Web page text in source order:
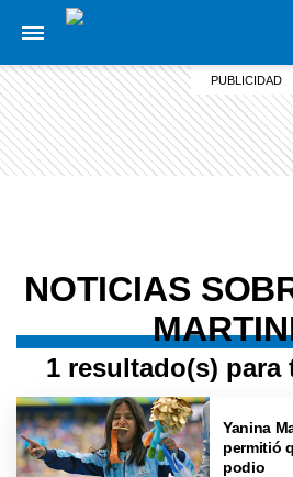
NOTICIAS
1 resultado(s) para
Yanina
permitió
podio